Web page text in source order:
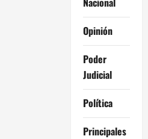
Opinión
Poder
Judicial
Política
Principales